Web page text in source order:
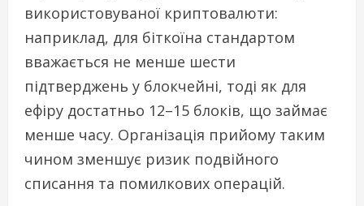
використовуваної криптовалюти:
наприклад, для біткоїна стандартом
вважається не менше шести
підтверджень у блокчейні, тоді як для
ефіру достатньо 12–15 блоків, що займає
менше часу. Організація прийому таким
чином зменшує ризик подвійного
списання та помилкових операцій.